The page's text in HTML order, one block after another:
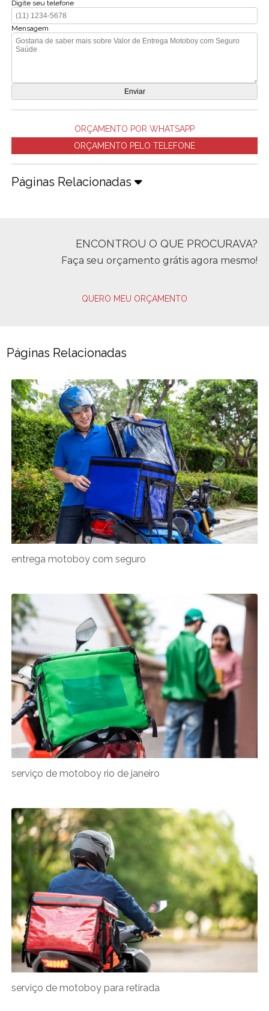
Digite seu telefone
Mensagem
ORÇAMENTO POR WHATSAPP
ORÇAMENTO PELO TELEFONE
Páginas Relacionadas
ENCONTROU O QUE PROCURAVA?
Faça seu orçamento grátis agora mesmo!
QUERO MEU ORÇAMENTO
Páginas Relacionadas
entrega motoboy com seguro
serviço de motoboy rio de janeiro
serviço de motoboy para retirada